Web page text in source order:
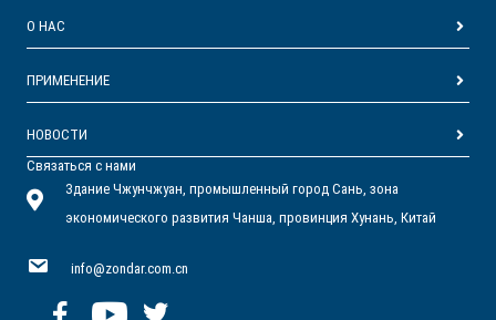
О НАС
ПРИМЕНЕНИЕ
НОВОСТИ
Связаться с нами
Здание Чжунчжуан, промышленный город Сань, зона
экономического развития Чанша, провинция Хунань, Китай
info@zondar.com.cn